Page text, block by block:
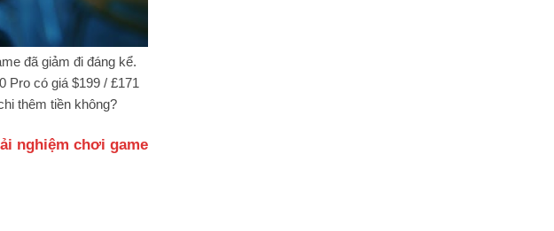
đã giảm đi đáng kể.
Pro có giá $199 / £171
thêm tiền không?
nghiệm chơi game